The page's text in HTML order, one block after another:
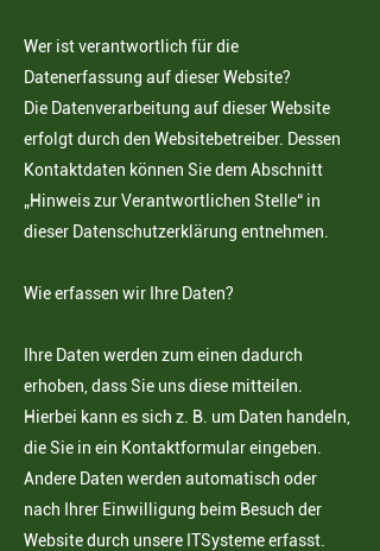
Wer ist verantwortlich für die
Datenerfassung auf dieser Website?
Die Datenverarbeitung auf dieser Website
erfolgt durch den Websitebetreiber. Dessen
Kontaktdaten können Sie dem Abschnitt
„Hinweis zur Verantwortlichen Stelle“ in
dieser Datenschutzerklärung entnehmen.
Wie erfassen wir Ihre Daten?
Ihre Daten werden zum einen dadurch
erhoben, dass Sie uns diese mitteilen.
Hierbei kann es sich z. B. um Daten handeln,
die Sie in ein Kontaktformular eingeben.
Andere Daten werden automatisch oder
nach Ihrer Einwilligung beim Besuch der
Website durch unsere ITSysteme erfasst.